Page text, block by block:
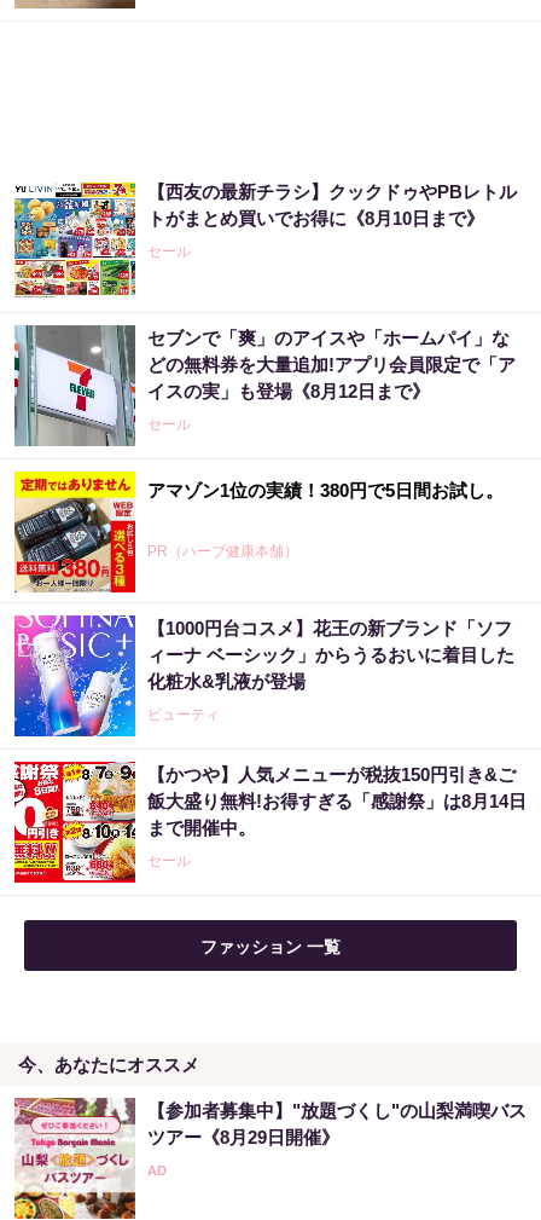
【西友の最新チラシ】クックドゥやPBレトル
トがまとめ買いでお得に《8月10日まで》
セール
セブンで「爽」のアイスや「ホームパイ」な
どの無料券を大量追加!アプリ会員限定で「ア
イスの実」も登場《8月12日まで》
セール
アマゾン1位の実績！380円で5日間お試し。
PR（ハーブ健康本舗）
アマゾン1位の実績！380円で5日間お試し。
PR（ハーブ健康本舗）
【宝くじの裏技】当たる側に回るか、このま
まか
PR（合同会社デジタルファーム ）
【昭和43年以前生まれはロト６この数字を買
うべき】6つの数字が「完全一致」する方...
「夜中起きる原因は脳」4時間睡眠の人必見
PR（ビタブリッドジャパン）
【1000円台コスメ】花王の新ブランド「ソフ
ィーナ ベーシック」からうるおいに着目した
化粧水&乳液が登場
ビューティ
【かつや】人気メニューが税抜150円引き&ご
飯大盛り無料!お得すぎる「感謝祭」は8月14日
まで開催中。
セール
ファッション 一覧
今、あなたにオススメ
【参加者募集中】"放題づくし"の山梨満喫バス
ツアー《8月29日開催》